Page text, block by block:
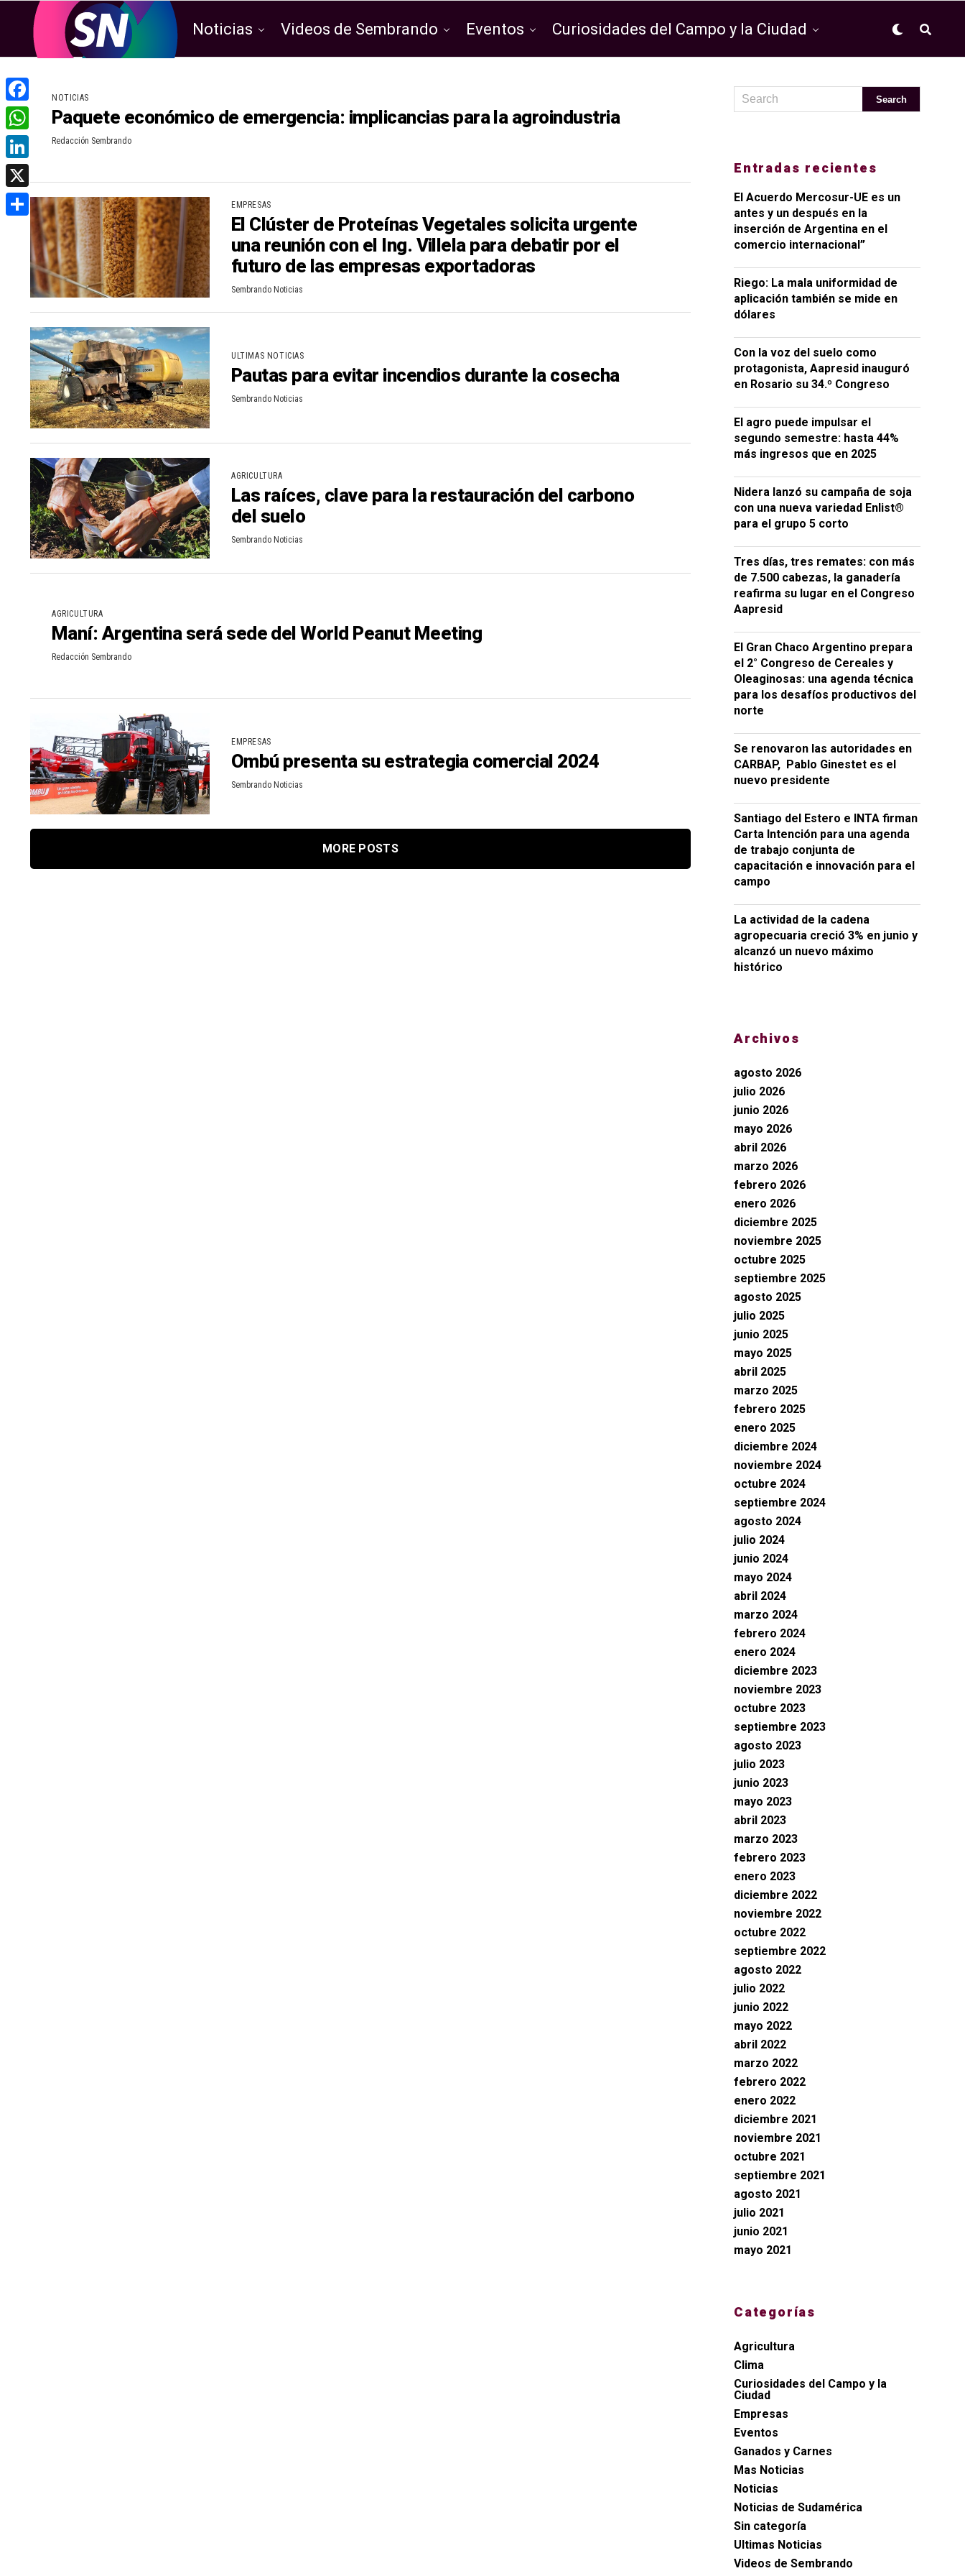
Noticias Videos de Sembrando Eventos Curiosidades del Campo y la Ciudad
NOTICIAS
Paquete económico de emergencia: implicancias para la agroindustria
Redacción Sembrando
EMPRESAS
El Clúster de Proteínas Vegetales solicita urgente
una reunión con el Ing. Villela para debatir por el
futuro de las empresas exportadoras
Sembrando Noticias
ULTIMAS NOTICIAS
Pautas para evitar incendios durante la cosecha
Sembrando Noticias
AGRICULTURA
Las raíces, clave para la restauración del carbono
del suelo
Sembrando Noticias
AGRICULTURA
Maní: Argentina será sede del World Peanut Meeting
Redacción Sembrando
EMPRESAS
Ombú presenta su estrategia comercial 2024
Sembrando Noticias
MORE POSTS
Entradas recientes
El Acuerdo Mercosur-UE es un
antes y un después en la
inserción de Argentina en el
comercio internacional”
Riego: La mala uniformidad de
aplicación también se mide en
dólares
Con la voz del suelo como
protagonista, Aapresid inauguró
en Rosario su 34.º Congreso
El agro puede impulsar el
segundo semestre: hasta 44%
más ingresos que en 2025
Nidera lanzó su campaña de soja
con una nueva variedad Enlist®
para el grupo 5 corto
Tres días, tres remates: con más
de 7.500 cabezas, la ganadería
reafirma su lugar en el Congreso
Aapresid
El Gran Chaco Argentino prepara
el 2° Congreso de Cereales y
Oleaginosas: una agenda técnica
para los desafíos productivos del
norte
Se renovaron las autoridades en
CARBAP, Pablo Ginestet es el
nuevo presidente
Santiago del Estero e INTA firman
Carta Intención para una agenda
de trabajo conjunta de
capacitación e innovación para el
campo
La actividad de la cadena
agropecuaria creció 3% en junio y
alcanzó un nuevo máximo
histórico
Archivos
agosto 2026
julio 2026
junio 2026
mayo 2026
abril 2026
marzo 2026
febrero 2026
enero 2026
diciembre 2025
noviembre 2025
octubre 2025
septiembre 2025
agosto 2025
julio 2025
junio 2025
mayo 2025
abril 2025
marzo 2025
febrero 2025
enero 2025
diciembre 2024
noviembre 2024
octubre 2024
septiembre 2024
agosto 2024
julio 2024
junio 2024
mayo 2024
abril 2024
marzo 2024
febrero 2024
enero 2024
diciembre 2023
noviembre 2023
octubre 2023
septiembre 2023
agosto 2023
julio 2023
junio 2023
mayo 2023
abril 2023
marzo 2023
febrero 2023
enero 2023
diciembre 2022
noviembre 2022
octubre 2022
septiembre 2022
agosto 2022
julio 2022
junio 2022
mayo 2022
abril 2022
marzo 2022
febrero 2022
enero 2022
diciembre 2021
noviembre 2021
octubre 2021
septiembre 2021
agosto 2021
julio 2021
junio 2021
mayo 2021
Categorías
Agricultura
Clima
Curiosidades del Campo y la
Ciudad
Empresas
Eventos
Ganados y Carnes
Mas Noticias
Noticias
Noticias de Sudamérica
Sin categoría
Ultimas Noticias
Videos de Sembrando
F
a
c
e
b
W
h
a
L
i
n
X